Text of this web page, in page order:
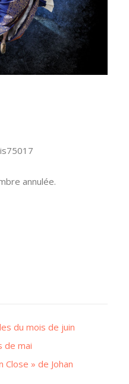
annulée.
du mois de juin
de mai
» de Johan